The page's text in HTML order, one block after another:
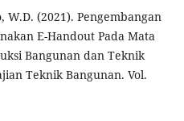
(2021). Pengembangan
E-Handout Pada Mata
Bangunan dan Teknik
Teknik Bangunan. Vol.